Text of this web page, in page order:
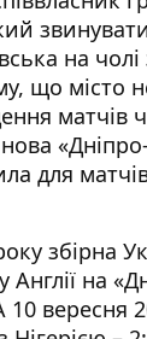
на чолі
що місто
матчів
для
збірна
Англії на
вересня